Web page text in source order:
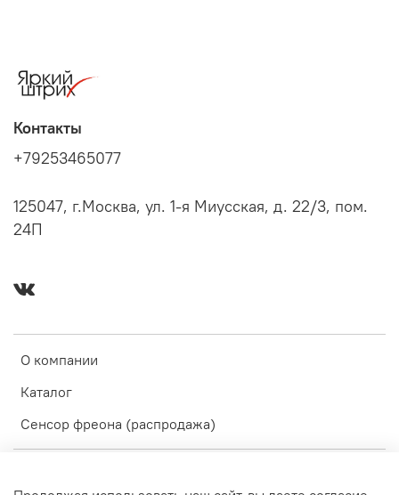
О компании
Каталог
Сенсор фреона (распродажа)
Контакты
+79253465077
125047, г.Москва, ул. 1-я Миусская, д. 22/3, пом.
24П